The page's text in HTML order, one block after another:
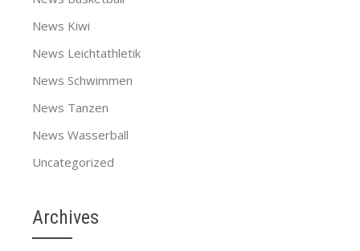
News Kiwi
News Leichtathletik
News Schwimmen
News Tanzen
News Wasserball
Uncategorized
Archives